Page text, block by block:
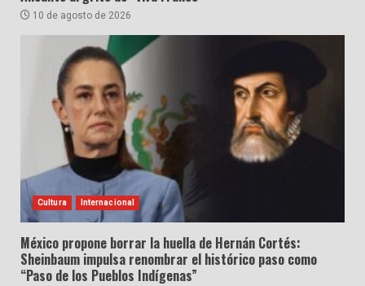
10 de agosto de 2026
Cultura Internacional
México propone borrar la huella de Hernán Cortés:
Sheinbaum impulsa renombrar el histórico paso como
“Paso de los Pueblos Indígenas”